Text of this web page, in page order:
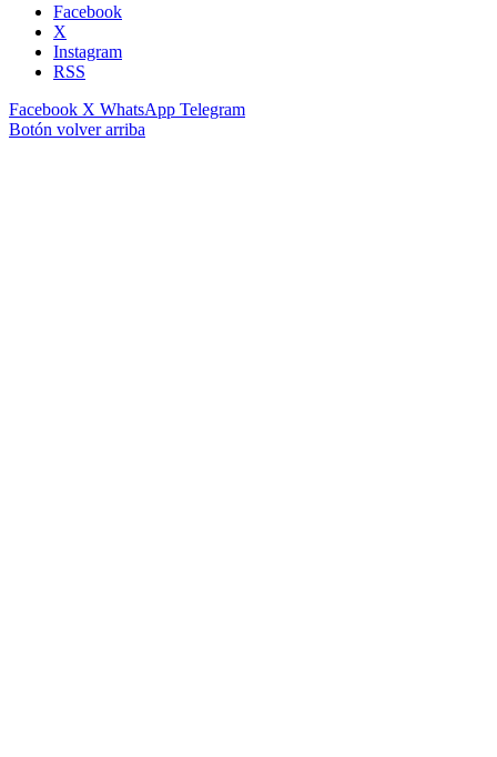
Facebook
X
Instagram
RSS
Facebook X WhatsApp Telegram
Botón volver arriba